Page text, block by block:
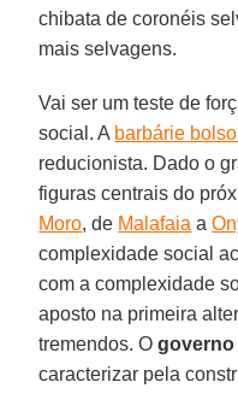
chibata de coronéis
mais selvagens.
Vai ser um teste de
social. A barbárie
reducionista. Dado o
figuras centrais do
Moro, de Malafaia a
complexidade social
com a complexidade
aposto na primeira
tremendos. O
caracterizar pela